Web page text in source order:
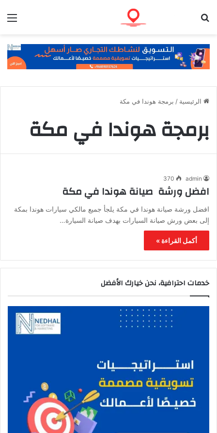
الرئيسية / برمجة هوندا في مكة
برمجة هوندا في مكة
admin
370
افضل ورشة صيانة هوندا في مكة
افضل ورشة صيانة هوندا في مكة يلجأ جميع مالكي سيارات هوندا بمكة
إلى بعض ورش صيانة السيارات بهدف صيانة السيارة…
أكمل القراءة »
خدمات احترافية، نحن خيارك الأفضل